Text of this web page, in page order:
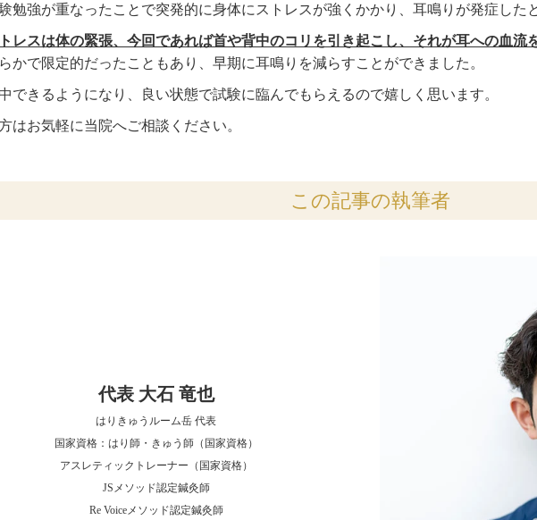
勉強が重なったことで突発的に身体にストレスが強くかかり、耳鳴りが発症した
レスは体の緊張、今回であれば首や背中のコリを引き起こし、それが耳への血流
かで限定的だったこともあり、早期に耳鳴りを減らすことができました。
できるようになり、良い状態で試験に臨んでもらえるので嬉しく思います。
はお気軽に当院へご相談ください。
この記事の執筆者
代表 大石 竜也
はりきゅうルーム岳 代表
国家資格：はり師・きゅう師（国家資格）
アスレティックトレーナー（国家資格）
JSメソッド認定鍼灸師
Re Voiceメソッド認定鍼灸師